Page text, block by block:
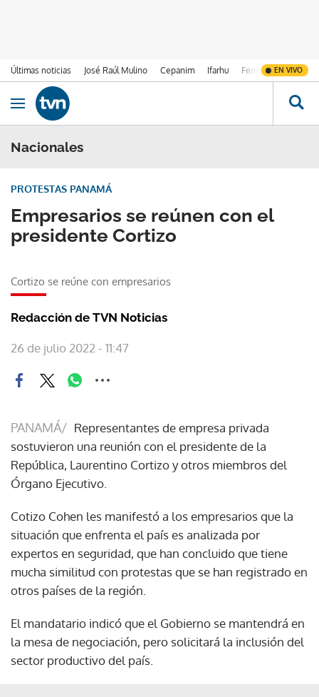
Últimas noticias José Raúl Mulino Cepanim Ifarhu Fenómeno de El
EN VIVO
Ir al contenido
Obrir navegació
Nacionales
Empresarios se reúnen con el
presidente Cortizo
PROTESTAS PANAMÁ
Cortizo se reúne con empresarios
Redacción de TVN Noticias
26 de julio 2022 - 11:47
PANAMÁ/ Representantes de empresa privada
sostuvieron una reunión con el presidente de la
República, Laurentino Cortizo y otros miembros del
Órgano Ejecutivo.
Cotizo Cohen les manifestó a los empresarios que la
situación que enfrenta el país es analizada por
expertos en seguridad, que han concluido que tiene
mucha similitud con protestas que se han registrado en
otros países de la región.
El mandatario indicó que el Gobierno se mantendrá en
la mesa de negociación, pero solicitará la inclusión del
sector productivo del país.